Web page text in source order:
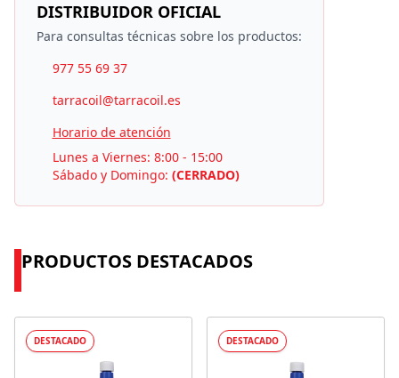
DISTRIBUIDOR OFICIAL
Para consultas técnicas sobre los productos:
977 55 69 37
tarracoil@tarracoil.es
Horario de atención
Lunes a Viernes: 8:00 - 15:00
Sábado y Domingo: (CERRADO)
PRODUCTOS DESTACADOS
DESTACADO DESTACADO